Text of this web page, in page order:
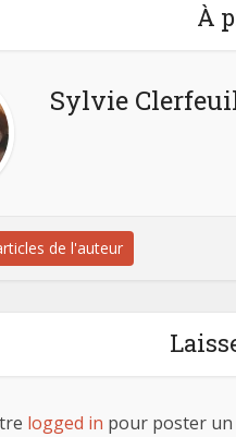
À
Sylvie
de l'auteur
logged in pour poster un